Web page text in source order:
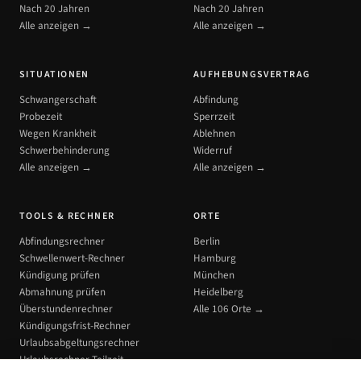
Nach 20 Jahren
Alle anzeigen →
Nach 20 Jahren
Alle anzeigen →
SITUATIONEN
Schwangerschaft
Probezeit
Wegen Krankheit
Schwerbehinderung
Alle anzeigen →
AUFHEBUNGSVERTRAG
Abfindung
Sperrzeit
Ablehnen
Widerruf
Alle anzeigen →
TOOLS & RECHNER
Abfindungsrechner
Schwellenwert-Rechner
Kündigung prüfen
Abmahnung prüfen
Überstundenrechner
Kündigungsfrist-Rechner
Urlaubsabgeltungsrechner
Urlaubsrechner Teilzeit
ORTE
Berlin
Hamburg
München
Heidelberg
Alle 106 Orte →